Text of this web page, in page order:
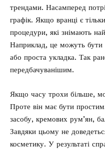
трендами. Насамперед
графік. Якщо вранці є
процедури, які знімають
Наприклад, це можуть бути
або проста укладка. Так
передбачуванішим.
Якщо часу трохи більше,
Проте він має бути
засобу, кремових рум’ян,
Завдяки цьому не
косметику. У результаті